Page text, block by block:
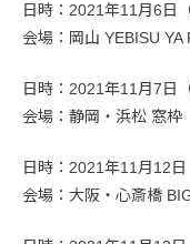
日時：2021年11月6日
会場：岡山 YEBISU
日時：2021年11月7日
会場：静岡・浜松 窓
日時：2021年11月12
会場：大阪・心斎橋